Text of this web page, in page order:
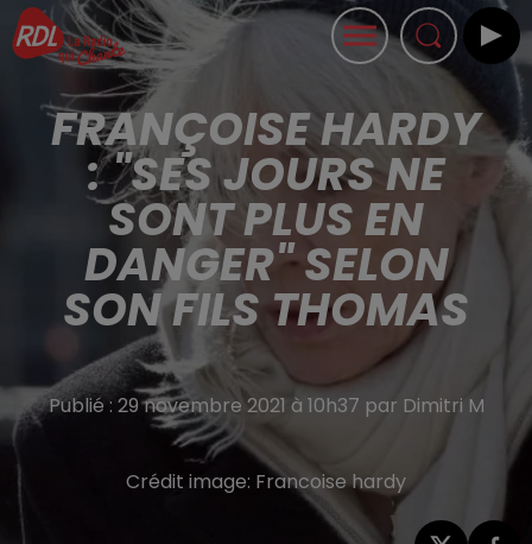
FRANÇOISE HARDY
: "SES JOURS NE
SONT PLUS EN
DANGER" SELON
SON FILS THOMAS
Publié : 29 novembre 2021 à 10h37 par Dimitri M
Crédit image: Francoise hardy